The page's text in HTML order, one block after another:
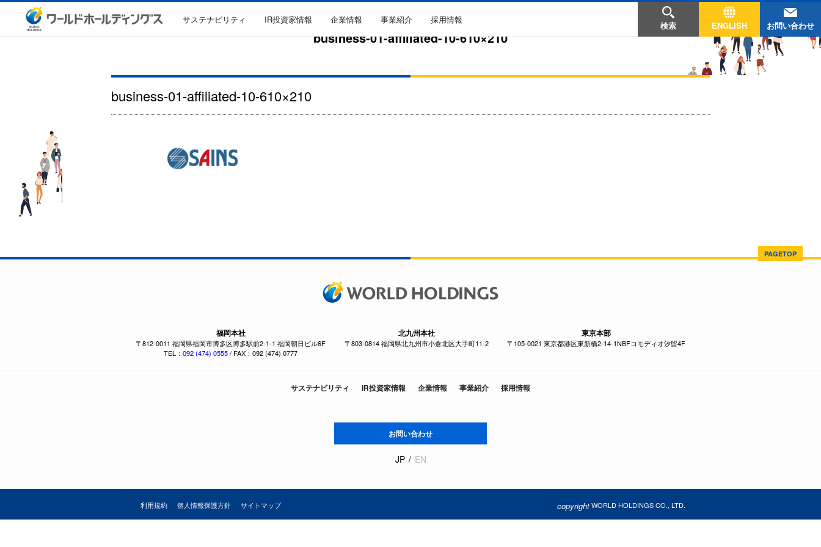
サステナビリティ IR投資家情報 企業情報 事業紹介 採用情報
検索 ENGLISH お問い合わせ
business-01-affiliated-10-610×210
business-01-affiliated-10-610×210
PAGETOP
福岡本社
〒812-0011 福岡県福岡市博多区博多駅前2-1-1 福岡朝日ビル6F
TEL： 092 (474) 0555/ FAX：092 (474) 0777
北九州本社
〒803-0814 福岡県北九州市小倉北区大手町11-2
東京本部
〒105-0021 東京都港区東新橋2-14-1NBFコモディオ汐留4F
サステナビリティ IR投資家情報 企業情報 事業紹介 採用情報
お問い合わせ
JP EN
利用規約 個人情報保護方針 サイトマップ copyrightWORLD HOLDINGS CO., LTD.